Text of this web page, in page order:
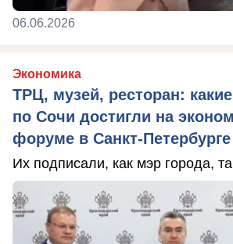
06.06.2026
Экономика
ТРЦ, музей, ресторан:
по Сочи достигли на
форуме в Санкт-Петербурге
Их подписали, как мэр города,